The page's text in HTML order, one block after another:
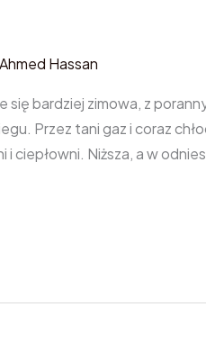
Ahmed Hassan
się bardziej zimowa, z
Przez tani gaz i coraz
ciepłowni. Niższa, a w